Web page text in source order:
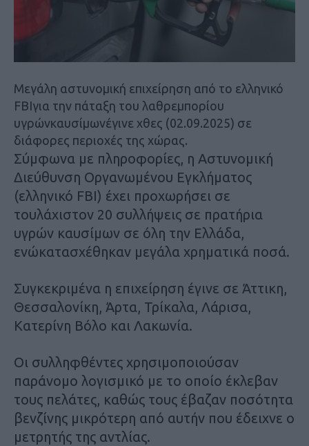
Μεγάλη αστυνομική επιχείρηση από το ελληνικό
FBIγια την πάταξη του λαθρεμπορίου
υγρώνκαυσίμωνέγινε χθες (02.09.2025) σε
διάφορες περιοχές της χώρας.
Σύμφωνα με πληροφορίες, η Αστυνομική
Διεύθυνση Οργανωμένου Εγκλήματος
(ελληνικό FBI) έχει προχωρήσει σε
τουλάχιστον 20 συλλήψεις σε πρατήρια
υγρών καυσίμων σε όλη την Ελλάδα,
ενώκατασχέθηκαν μεγάλα χρηματικά ποσά.
Συγκεκριμένα η επιχείρηση έγινε σε Άττικη,
Θεσσαλονίκη, Άρτα, Τρίκαλα, Λάρισα,
Κατερίνη Βόλο και Λακωνία.
Οι συλληφθέντες χρησιμοποιούσαν
παράνομο λογισμικό με το οποίο έκλεβαν
τους πελάτες, καθώς τους έβαζαν ποσότητα
βενζίνης μικρότερη από αυτήν που έδειχνε ο
μετρητής της αντλίας.